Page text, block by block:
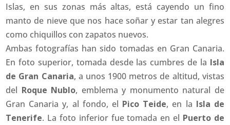
Islas, en sus zonas más altas, está cayendo un fino
manto de nieve que nos hace soñar y estar tan alegres
como chiquillos con zapatos nuevos.
Ambas fotografías han sido tomadas en Gran Canaria.
En foto superior, tomada desde las cumbres de la Isla
de Gran Canaria, a unos 1900 metros de altitud, vistas
del Roque Nublo, emblema y monumento natural de
Gran Canaria y, al fondo, el Pico Teide, en la Isla de
Tenerife. La foto inferior fue tomada en el Puerto de